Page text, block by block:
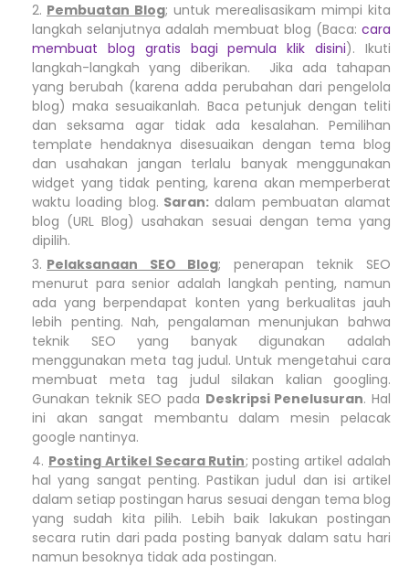
Pembuatan Blog; untuk merealisasikam mimpi kita
langkah selanjutnya adalah membuat blog (Baca: cara
membuat blog gratis bagi pemula klik disini). Ikuti
langkah-langkah yang diberikan. Jika ada tahapan
yang berubah (karena adda perubahan dari pengelola
blog) maka sesuaikanlah. Baca petunjuk dengan teliti
dan seksama agar tidak ada kesalahan. Pemilihan
template hendaknya disesuaikan dengan tema blog
dan usahakan jangan terlalu banyak menggunakan
widget yang tidak penting, karena akan memperberat
waktu loading blog. Saran: dalam pembuatan alamat
blog (URL Blog) usahakan sesuai dengan tema yang
dipilih.
Pelaksanaan SEO Blog; penerapan teknik SEO
menurut para senior adalah langkah penting, namun
ada yang berpendapat konten yang berkualitas jauh
lebih penting. Nah, pengalaman menunjukan bahwa
teknik SEO yang banyak digunakan adalah
menggunakan meta tag judul. Untuk mengetahui cara
membuat meta tag judul silakan kalian googling.
Gunakan teknik SEO pada Deskripsi Penelusuran. Hal
ini akan sangat membantu dalam mesin pelacak
google nantinya.
Posting Artikel Secara Rutin; posting artikel adalah
hal yang sangat penting. Pastikan judul dan isi artikel
dalam setiap postingan harus sesuai dengan tema blog
yang sudah kita pilih. Lebih baik lakukan postingan
secara rutin dari pada posting banyak dalam satu hari
namun besoknya tidak ada postingan.